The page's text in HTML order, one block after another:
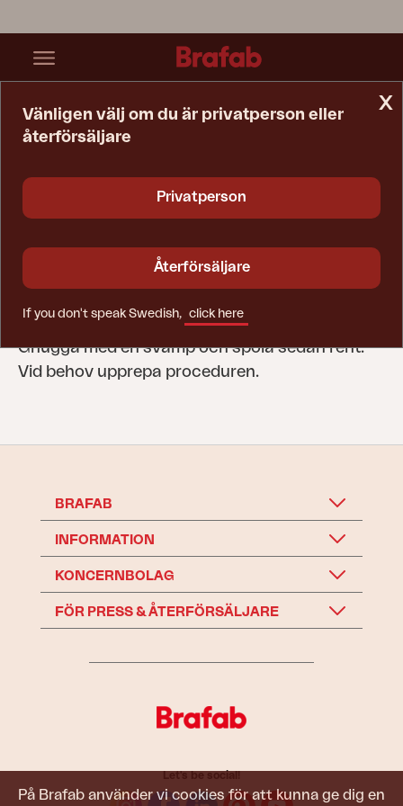
På Brafab använder vi cookies för att kunna ge dig en
Textilene
På många möbler i Brafabs sortiment utgörs
sits och rygg av textilene, som är ett
är med vanligt diskmedel och varmt vatten.
Gnugga med en svamp och spola sedan rent.
Vid behov upprepa proceduren.
x
Vänligen välj om du är privatperson eller
återförsäljare
Privatperson
Återförsäljare
If you don't speak Swedish, click here
BRAFAB
INFORMATION
KONCERNBOLAG
FÖR PRESS & ÅTERFÖRSÄLJARE
Let's be social!